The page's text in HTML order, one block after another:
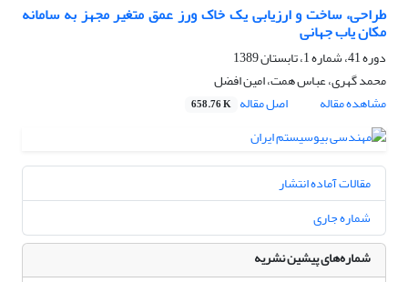
طراحی، ساخت و ارزیابی یک خاک ورز عمق متغیر مجهز به سامانه
مکان یاب جهانی
دوره 41، شماره 1، تابستان 1389
محمد گهری، عباس همت، امین افضل
مشاهده مقاله
اصل مقاله 658.76 K
مقالات آماده انتشار
شماره جاری
شماره‌های پیشین نشریه